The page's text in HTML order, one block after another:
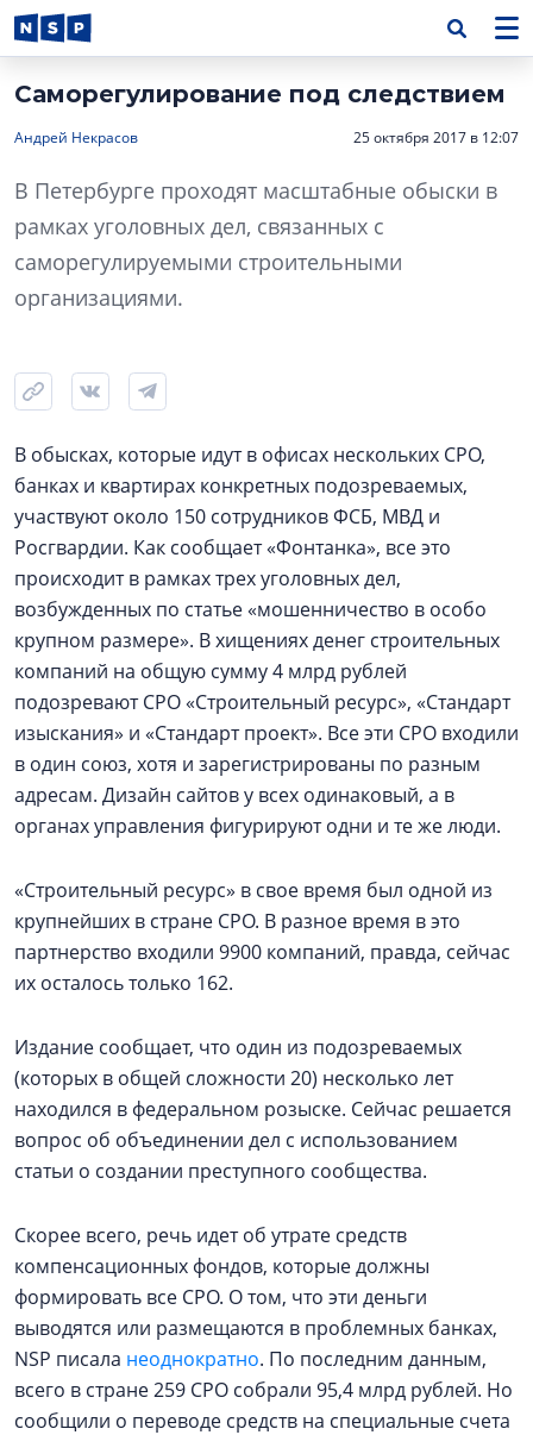
Саморегулирование под следствием
Андрей Некрасов 25 октября 2017 в 12:07
В Петербурге проходят масштабные обыски в
рамках уголовных дел, связанных с
саморегулируемыми строительными
организациями.
В обысках, которые идут в офисах нескольких СРО,
банках и квартирах конкретных подозреваемых,
участвуют около 150 сотрудников ФСБ, МВД и
Росгвардии. Как сообщает «Фонтанка», все это
происходит в рамках трех уголовных дел,
возбужденных по статье «мошенничество в особо
крупном размере». В хищениях денег строительных
компаний на общую сумму 4 млрд рублей
подозревают СРО «Строительный ресурс», «Стандарт
изыскания» и «Стандарт проект». Все эти СРО входили
в один союз, хотя и зарегистрированы по разным
адресам. Дизайн сайтов у всех одинаковый, а в
органах управления фигурируют одни и те же люди.
«Строительный ресурс» в свое время был одной из
крупнейших в стране СРО. В разное время в это
партнерство входили 9900 компаний, правда, сейчас
их осталось только 162.
Издание сообщает, что один из подозреваемых
(которых в общей сложности 20) несколько лет
находился в федеральном розыске. Сейчас решается
вопрос об объединении дел с использованием
статьи о создании преступного сообщества.
Скорее всего, речь идет об утрате средств
компенсационных фондов, которые должны
формировать все СРО. О том, что эти деньги
выводятся или размещаются в проблемных банках,
NSP писала неоднократно. По последним данным,
всего в стране 259 СРО собрали 95,4 млрд рублей. Но
сообщили о переводе средств на специальные счета